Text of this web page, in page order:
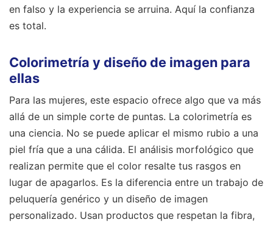
en falso y la experiencia se arruina. Aquí la confianza
es total.
Colorimetría y diseño de imagen para
ellas
Para las mujeres, este espacio ofrece algo que va más
allá de un simple corte de puntas. La colorimetría es
una ciencia. No se puede aplicar el mismo rubio a una
piel fría que a una cálida. El análisis morfológico que
realizan permite que el color resalte tus rasgos en
lugar de apagarlos. Es la diferencia entre un trabajo de
peluquería genérico y un diseño de imagen
personalizado. Usan productos que respetan la fibra,